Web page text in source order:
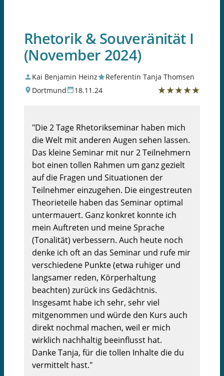
Rhetorik & Souveränität I
(November 2024)
Kai Benjamin Heinz
Referentin Tanja Thomsen
Dortmund
18.11.24 ★★★★★
"Die 2 Tage Rhetorikseminar haben mich
die Welt mit anderen Augen sehen lassen.
Das kleine Seminar mit nur 2 Teilnehmern
bot einen tollen Rahmen um ganz gezielt
auf die Fragen und Situationen der
Teilnehmer einzugehen. Die eingestreuten
Theorieteile haben das Seminar optimal
untermauert. Ganz konkret konnte ich
mein Auftreten und meine Sprache
(Tonalität) verbessern. Auch heute noch
denke ich oft an das Seminar und rufe mir
verschiedene Punkte (etwa ruhiger und
langsamer reden, Körperhaltung
beachten) zurück ins Gedächtnis.
Insgesamt habe ich sehr, sehr viel
mitgenommen und würde den Kurs auch
direkt nochmal machen, weil er mich
wirklich nachhaltig beeinflusst hat.
Danke Tanja, für die tollen Inhalte die du
vermittelt hast."